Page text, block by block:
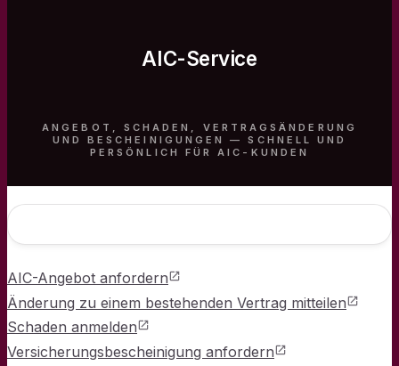
AIC-Service
ANGEBOT, SCHADEN, VERTRAGSÄNDERUNG
UND BESCHEINIGUNGEN — SCHNELL UND
PERSÖNLICH FÜR AIC-KUNDEN
AIC-Angebot anfordern
Änderung zu einem bestehenden Vertrag mitteilen
Schaden anmelden
Versicherungsbescheinigung anfordern